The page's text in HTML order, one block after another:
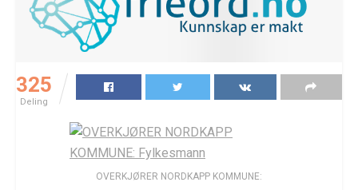
325
Deling
OVERKJØRER NORDKAPP KOMMUNE: